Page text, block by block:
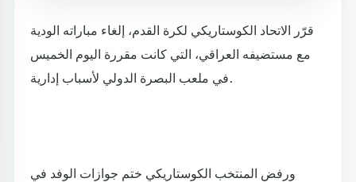
قرّر الاتحاد الكوستاريكي لكرة القدم، إلغاء مباراته الودية
مع مستضيفه العراقي، التي كانت مقررة اليوم الخميس
في ملعب البصرة الدولي لأسباب إدارية.
ورفض المنتخب الكوستاريكي ختم جوازات الوفد في